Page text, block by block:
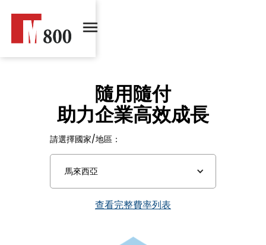
隨用隨付
助力企業高效成長
請選擇國家/地區：
馬來西亞
查看完整費率列表